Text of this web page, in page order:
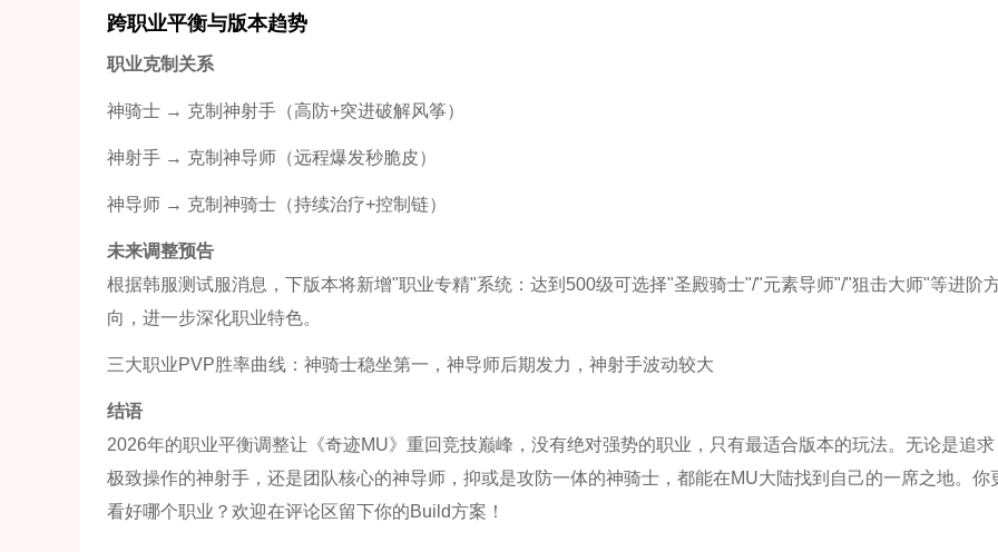
跨职业平衡与版本趋势
职业克制关系
神骑士 → 克制神射手（高防+突进破解风筝）
神射手 → 克制神导师（远程爆发秒脆皮）
神导师 → 克制神骑士（持续治疗+控制链）
未来调整预告
根据韩服测试服消息，下版本将新增"职业专精"系统：达到500级可选择"圣殿骑士"/"元素导师"/"狙击大师"等进阶
向，进一步深化职业特色。
三大职业PVP胜率曲线：神骑士稳坐第一，神导师后期发力，神射手波动较大
结语
2026年的职业平衡调整让《奇迹MU》重回竞技巅峰，没有绝对强势的职业，只有最适合版本的玩法。无论是追求
极致操作的神射手，还是团队核心的神导师，抑或是攻防一体的神骑士，都能在MU大陆找到自己的一席之地。你
看好哪个职业？欢迎在评论区留下你的Build方案！